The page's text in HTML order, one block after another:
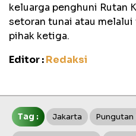
keluarga penghuni Rutan
setoran tunai atau
pihak ketiga.
Editor :Redaksi
Tag : Jakarta Pungutan